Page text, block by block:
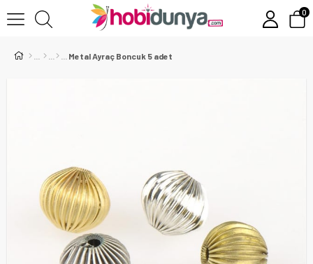
0
Metal Ayraç Boncuk 5 adet